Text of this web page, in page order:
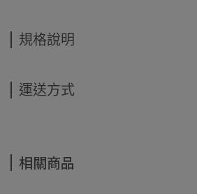
規格說明
運送方式
相關商品